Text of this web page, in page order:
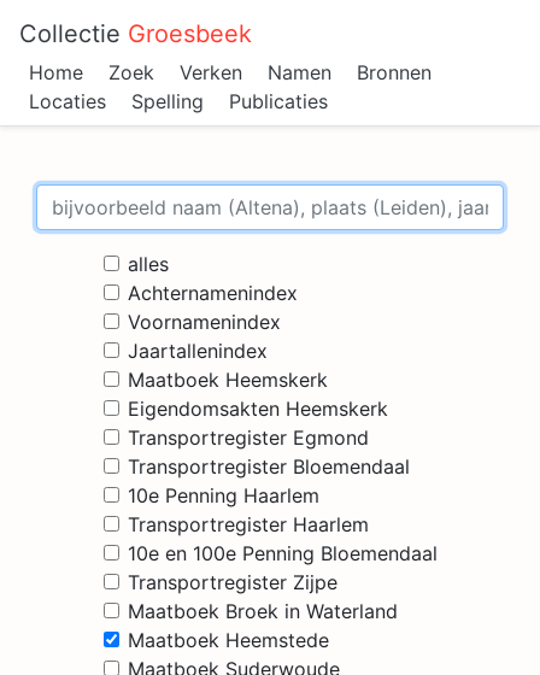
Collectie Groesbeek
Home Zoek Verken Namen
Bronnen
Locaties
Spelling Publicaties
alles
Achternamenindex
Voornamenindex
Jaartallenindex
Maatboek Heemskerk
Eigendomsakten Heemskerk
Transportregister Egmond
Transportregister Bloemendaal
10e Penning Haarlem
Transportregister Haarlem
10e en 100e Penning Bloemendaal
Transportregister Zijpe
Maatboek Broek in Waterland
Maatboek Heemstede
Maatboek Suderwoude